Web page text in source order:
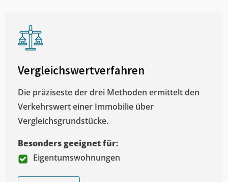
Vergleichswertverfahren
Die präziseste der drei Methoden ermittelt den
Verkehrswert einer Immobilie über
Vergleichsgrundstücke.
Besonders geeignet für:
Eigentumswohnungen